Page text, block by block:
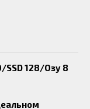
128/Озу 8